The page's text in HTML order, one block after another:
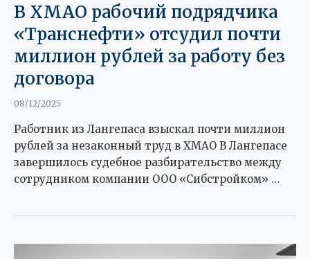
В ХМАО рабочий подрядчика
«Транснефти» отсудил почти
миллион рублей за работу без
договора
08/12/2025
Работник из Лангепаса взыскал почти миллион
рублей за незаконный труд в ХМАО В Лангепасе
завершилось судебное разбирательство между
сотрудником компании ООО «Сибстройком» …